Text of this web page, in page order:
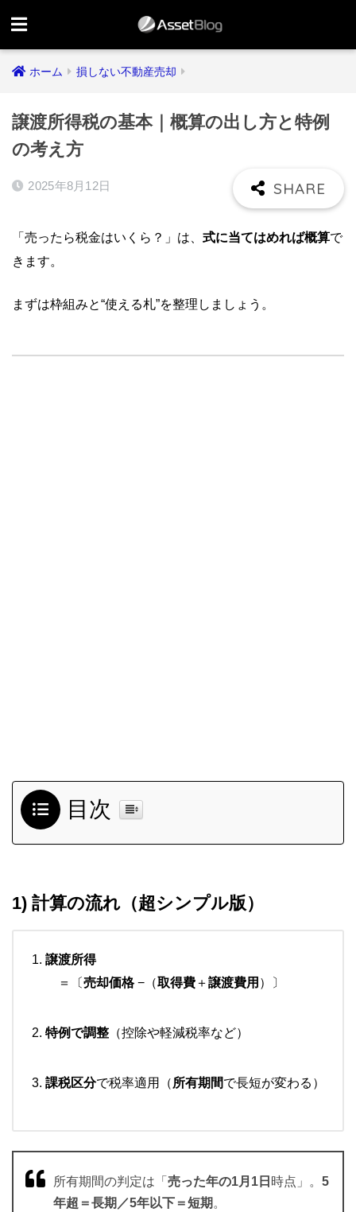
ホーム 損しない不動産売却
譲渡所得税の基本｜概算の出し方と特例
の考え方
2025年8月12日
「売ったら税金はいくら？」は、 式に当てはめれば概算で
きます。
まずは枠組みと“使える札”を整理しましょう。
目次
1) 計算の流れ（超シンプル版）
譲渡所得
＝〔売却価格−（取得費＋譲渡費用 ）〕
特例で調整 （控除や軽減税率など）
課税区分で税率適用（所有期間で長短が変わる）
所有期間の判定は「 売った年の1月1日 時点」。 5
年超＝長期／5年以下＝短期 。